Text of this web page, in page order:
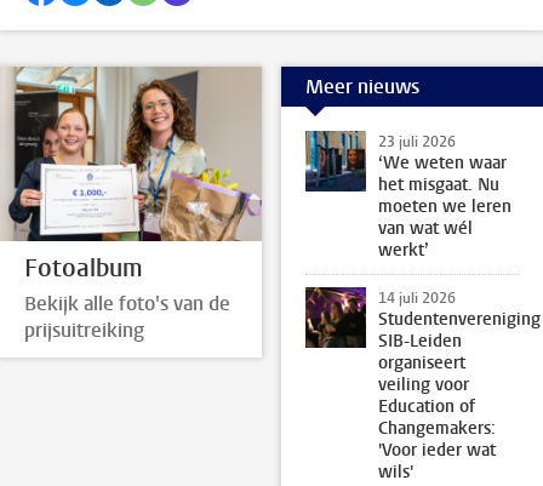
Fotoalbum
Bekijk alle foto's van de
prijsuitreiking
Meer nieuws
23 juli 2026
‘We weten waar
het misgaat. Nu
moeten we leren
van wat wél
werkt’
14 juli 2026
Studentenvereniging
SIB-Leiden
organiseert
veiling voor
Education of
Changemakers:
'Voor ieder wat
wils'